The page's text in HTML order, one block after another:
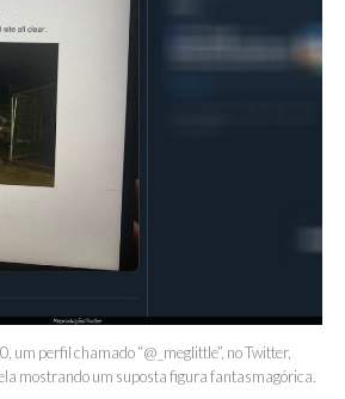
um perfil chamado “@_meglittle”, no Twitter,
mostrando um suposta figura fantasmagórica.